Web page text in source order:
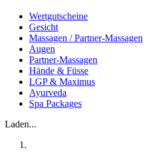
Wertgutscheine
Gesicht
Massagen / Partner-Massagen
Augen
Partner-Massagen
Hände & Füsse
LGP & Maximus
Ayurveda
Spa Packages
Laden...